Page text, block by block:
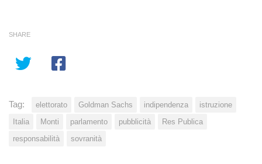
SHARE
Tag: elettorato Goldman Sachs indipendenza
istruzione
Italia
Monti parlamento pubblicità
Res Publica
responsabilità
sovranità